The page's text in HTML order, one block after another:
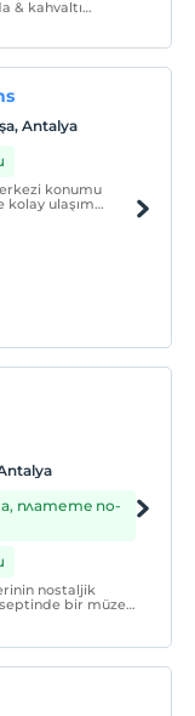
& kahvaltı
Antalya
konumu
ulaşım
платете по-
nostaljik
bir müze